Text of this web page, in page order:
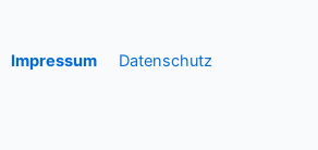
Impressum Datenschutz